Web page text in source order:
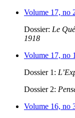
Volume 17, no
Dossier: Le
1918
Volume 17, no
Dossier 1:
Dossier 2:
Volume 16, no